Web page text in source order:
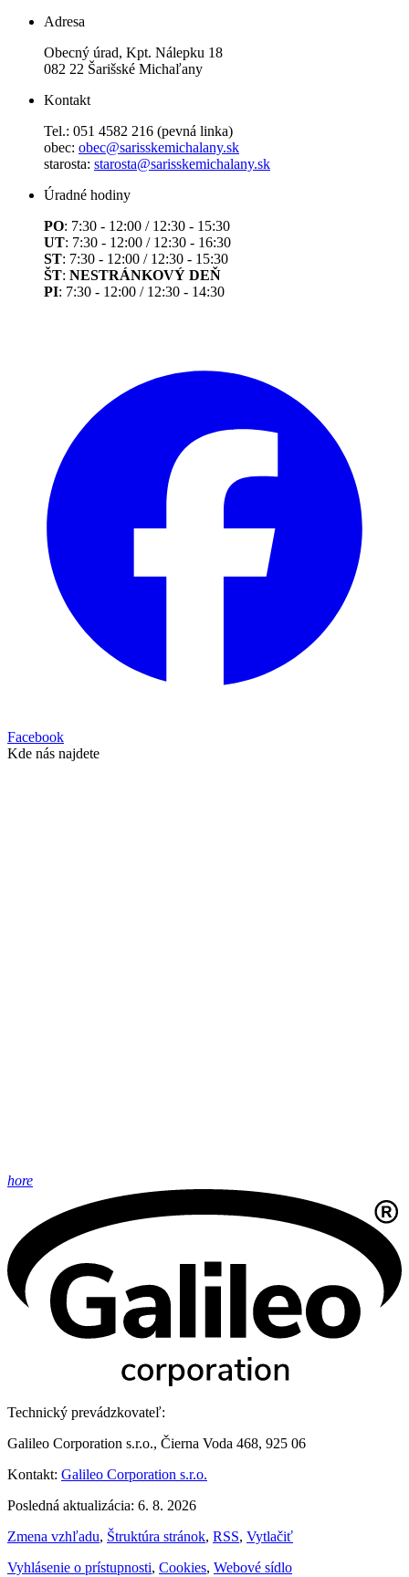
Adresa
Obecný úrad, Kpt. Nálepku 18
082 22 Šarišské Michaľany
Kontakt
Tel.: 051 4582 216 (pevná linka)
obec: obec@sarisskemichalany.sk
starosta: starosta@sarisskemichalany.sk
Úradné hodiny
PO: 7:30 - 12:00 / 12:30 - 15:30
UT: 7:30 - 12:00 / 12:30 - 16:30
ST: 7:30 - 12:00 / 12:30 - 15:30
ŠT: NESTRÁNKOVÝ DEŇ
PI: 7:30 - 12:00 / 12:30 - 14:30
Facebook
Kde nás najdete
hore
Technický prevádzkovateľ:
Galileo Corporation s.r.o., Čierna Voda 468, 925 06
Kontakt: Galileo Corporation s.r.o.
Posledná aktualizácia: 6. 8. 2026
Zmena vzhľadu, Štruktúra stránok, RSS, Vytlačiť
Vyhlásenie o prístupnosti, Cookies, Webové sídlo